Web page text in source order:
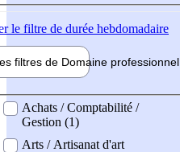
le filtre de durée hebdomadaire
filtres de Domaine professionnel
professionel
Achats / Comptabilité /
Gestion (1)
Arts / Artisanat d'art